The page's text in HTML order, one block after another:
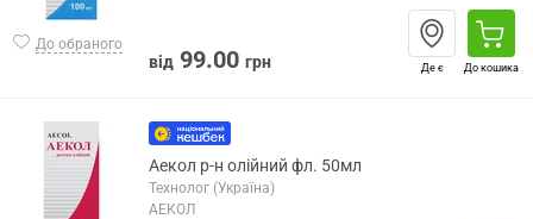
До обраного
від 99.00 грн Де є До кошика
Аекол р-н олійний фл. 50мл
Технолог (Україна)
АЕКОЛ